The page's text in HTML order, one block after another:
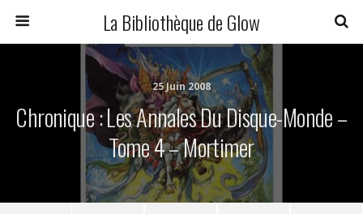
La Bibliothèque de Glow
25 Juin 2008
Chronique : Les Annales Du Disque-Monde –
Tome 4 – Mortimer